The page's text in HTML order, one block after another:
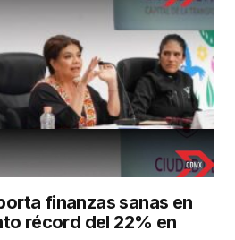
finanzas sanas en
récord del 22% en